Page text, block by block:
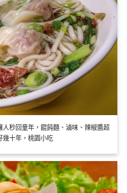
人秒回童年，餛飩麵、滷味、辣椒醬超
幾十年，桃園小吃